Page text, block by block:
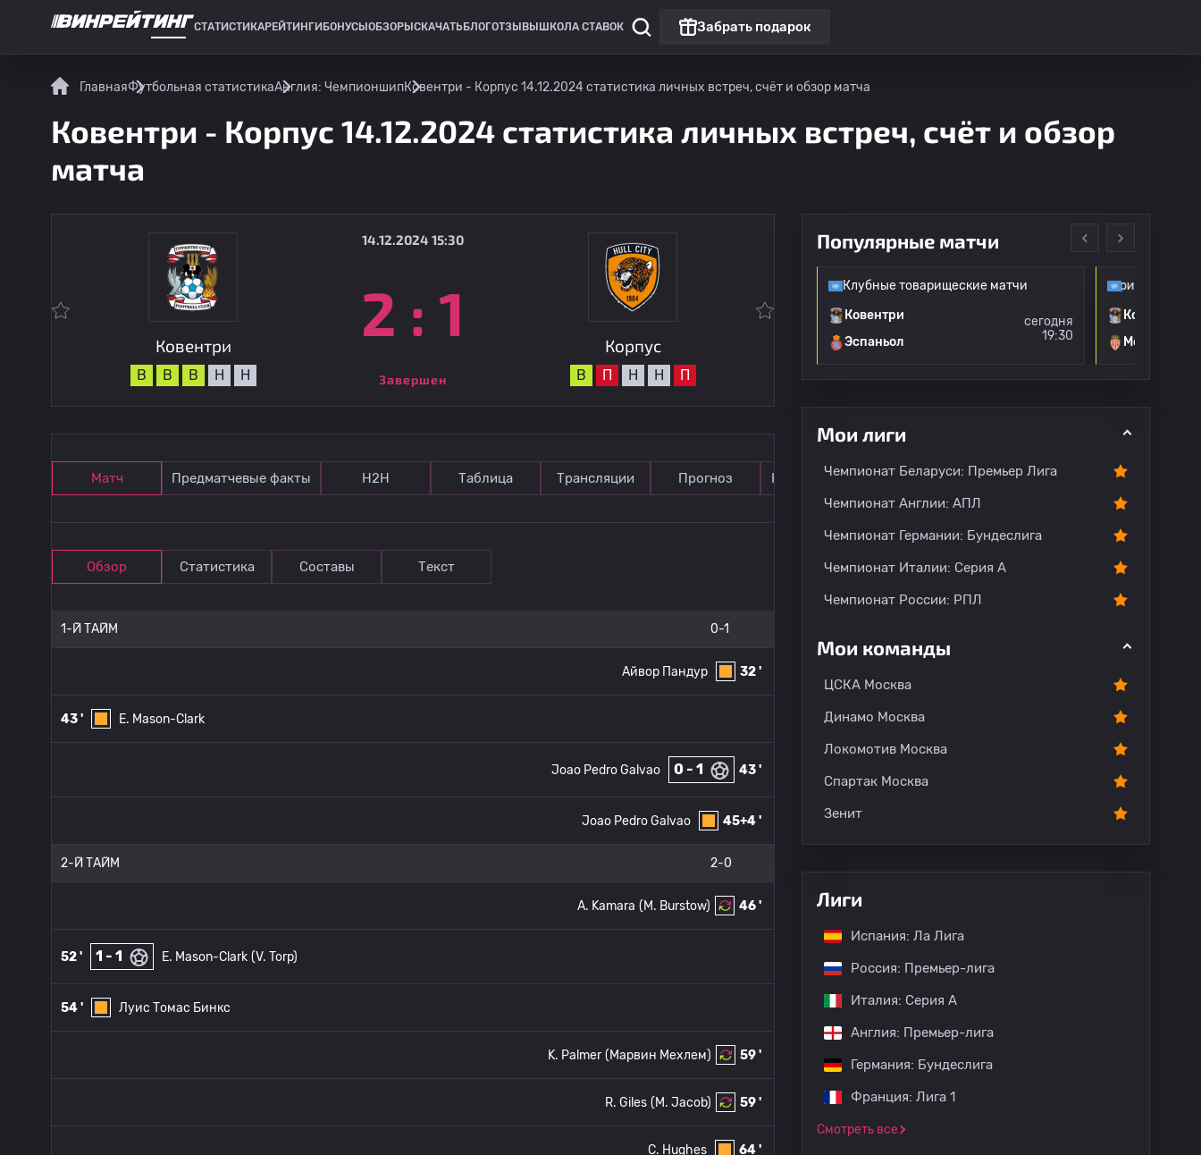
СТАТИСТИКАРЕЙТИНГИ БОНУСЫ ОБЗОРЫ СКАЧАТЬ БЛОГОТЗЫВЫ ШКОЛА СТАВОК Забрать подарок
ГлавнаяФутбольная статистикаАнглия: ЧемпионшипКовентри - Корпус 14.12.2024 статистика личных встреч, счёт и обзор матча
Ковентри - Корпус 14.12.2024 статистика личных встреч, счёт и обзор
матча
Ковентри
В В В Н Н
14.12.2024 15:30
2 : 1
Завершен
Корпус
В П Н Н П
Матч Предматчевые факты Н2Н Таблица Трансляции Прогноз Комментарии
Обзор Статистика Составы Текст
1-Й ТАЙМ 0-1
32 '
Айвор Пандур
43 ' E. Mason-Clark
43 '
0 - 1
Joao Pedro Galvao
45+4 '
Joao Pedro Galvao
2-Й ТАЙМ 2-0
46 '
(M. Burstow)
A. Kamara
52 ' 1 - 1 E. Mason-Clark (V. Torp)
54 ' Луис Томас Бинкс
59 '
(Марвин Мехлем)
K. Palmer
59 '
(M. Jacob)
R. Giles
64 '
C. Hughes
Популярные матчи
Клубные товарищеские матчи
15.08
Клубные товарищеские матчи
Ковентри
Эспаньол
сегодня
19:30
Клубные товарищеские матчи
Ковентри
Монако
Мои лиги
Чемпионат Беларуси: Премьер Лига
Чемпионат Англии: АПЛ
Чемпионат Германии: Бундеслига
Чемпионат Италии: Серия А
Чемпионат России: РПЛ
Мои команды
ЦСКА Москва
Динамо Москва
Локомотив Москва
Спартак Москва
Зенит
Лиги
Испания: Ла Лига
Россия: Премьер-лига
Италия: Серия А
Англия: Премьер-лига
Германия: Бундеслига
Франция: Лига 1
Смотреть все